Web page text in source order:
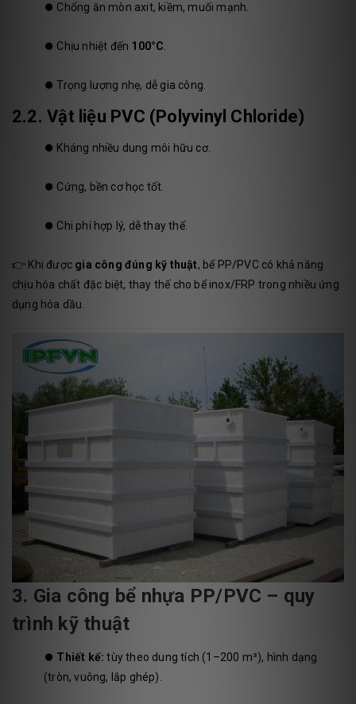
⏺️ Chống ăn mòn axit, kiềm, muối mạnh.
⏺️ Chịu nhiệt đến 100°C.
⏺️Trọng lượng nhẹ, dễ gia công.
2.2. Vật liệu PVC (Polyvinyl Chloride)
⏺️ Kháng nhiều dung môi hữu cơ.
⏺️ Cứng, bền cơ học tốt.
⏺️ Chi phí hợp lý, dễ thay thế.
👉 Khi được gia công đúng kỹ thuật, bể PP/PVC có khả năng
chịu hóa chất đặc biệt, thay thế cho bể inox/FRP trong nhiều ứng
dụng hóa dầu.
3. Gia công bể nhựa PP/PVC – quy
trình kỹ thuật
⏺️ Thiết kế: tùy theo dung tích (1–200 m³), hình dạng
(tròn, vuông, lắp ghép).